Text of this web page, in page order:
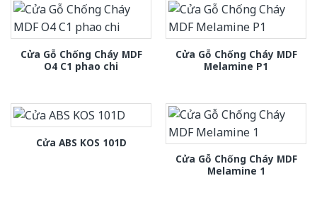
Cửa Gỗ Chống Cháy MDF
O4 C1 phao chi
Cửa Gỗ Chống Cháy MDF
Melamine P1
Cửa ABS KOS 101D
Cửa Gỗ Chống Cháy MDF
Melamine 1